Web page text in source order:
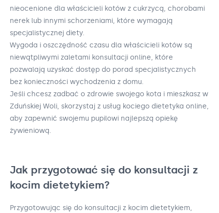
nieocenione dla właścicieli kotów z cukrzycą, chorobami
nerek lub innymi schorzeniami, które wymagają
specjalistycznej diety.
Wygoda i oszczędność czasu dla właścicieli kotów są
niewątpliwymi zaletami konsultacji online, które
pozwalają uzyskać dostęp do porad specjalistycznych
bez konieczności wychodzenia z domu.
Jeśli chcesz zadbać o zdrowie swojego kota i mieszkasz w
Zduńskiej Woli, skorzystaj z usług kociego dietetyka online,
aby zapewnić swojemu pupilowi najlepszą opiekę
żywieniową.
Jak przygotować się do konsultacji z
kocim dietetykiem?
Przygotowując się do konsultacji z kocim dietetykiem,